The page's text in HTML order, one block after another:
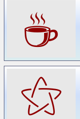
☕
⚝